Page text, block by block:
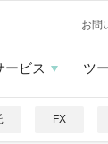
お問
ービス ツ
FX